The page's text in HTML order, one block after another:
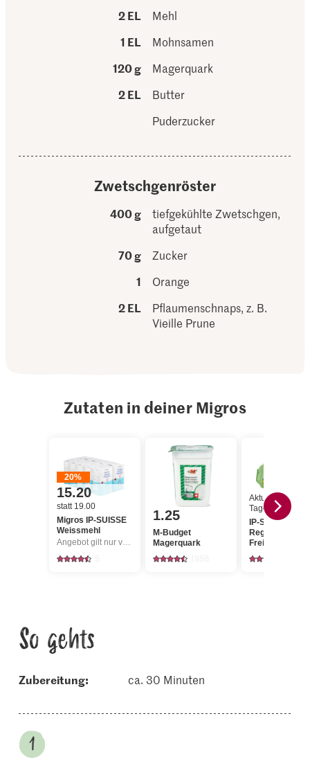
2 EL
Mehl
1 EL
Mohnsamen
120 g
Magerquark
2 EL
Butter
Puderzucker
Zwetschgenröster
400 g
tiefgekühlte Zwetschgen,
aufgetaut
70 g
Zucker
1
Orange
2 EL
Pflaumenschnaps, z. B.
Vieille Prune
Zutaten in deiner Migros
20%
15.20
statt 19.00
Migros IP-SUISSE
Weissmehl
Angebot gilt nur vom 6.8. bis 12.8.2026, solange Vorrat.
1.25
M-Budget
Magerquark
Aktueller
Tagespreis
IP-SUISSE
Region Eier
Freilandhaltung
So gehts
Zubereitung: ca. 30 Minuten